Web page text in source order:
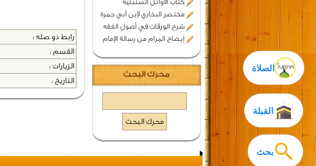
بحث
الصلاة
كتاب الأوائل السنبلية
مختصر البخاري لإبن أبي جمرة
شرح الورقات في أصول الفقه
إيضاح المرام من رسالة الإمام
محرك البحث
القبلة
رابط ذو صله :
القسم :
الزيارات :
التاريخ :